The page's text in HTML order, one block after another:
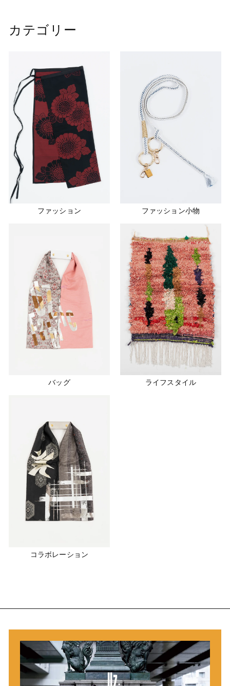
0
カテゴリー
ファッション ファッション小物
バッグ ライフスタイル
コラボレーション